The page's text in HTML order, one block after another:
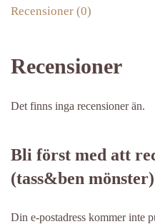
Recensioner (0)
Recensioner
Det finns inga recensioner än.
Bli först med att
(tass&ben
Din e-postadress kommer inte